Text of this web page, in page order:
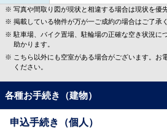
写真や間取り図が現状と相違する場合は現状を優
掲載している物件が万が一ご成約の場合はご了承
駐車場、バイク置場、駐輪場の正確な空き状況に
助かります。
こちら以外にも空室がある場合がございます。お
ください。
各種お手続き（建物）
申込手続き（個人）